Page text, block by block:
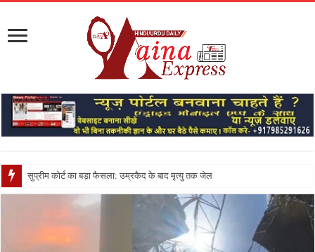
सुप्रीम कोर्ट का बड़ा फैसला: उम्रकैद के बाद मृत्यु तक जेल में रखने की सजा संविध